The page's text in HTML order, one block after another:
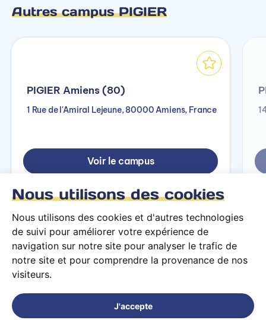
Nous utilisons des cookies
Nous utilisons des cookies et d'autres technologies
de suivi pour améliorer votre expérience de
navigation sur notre site pour analyser le trafic de
notre site et pour comprendre la provenance de nos
visiteurs.
J'accepte
Autres campus PIGIER
PIGIER Amiens (80)
1 Rue de l'Amiral Lejeune, 80000 Amiens, France
Voir le campus
Conditions générales d’utilisation
© 2026 PARCOURS Privé tous droits réservés